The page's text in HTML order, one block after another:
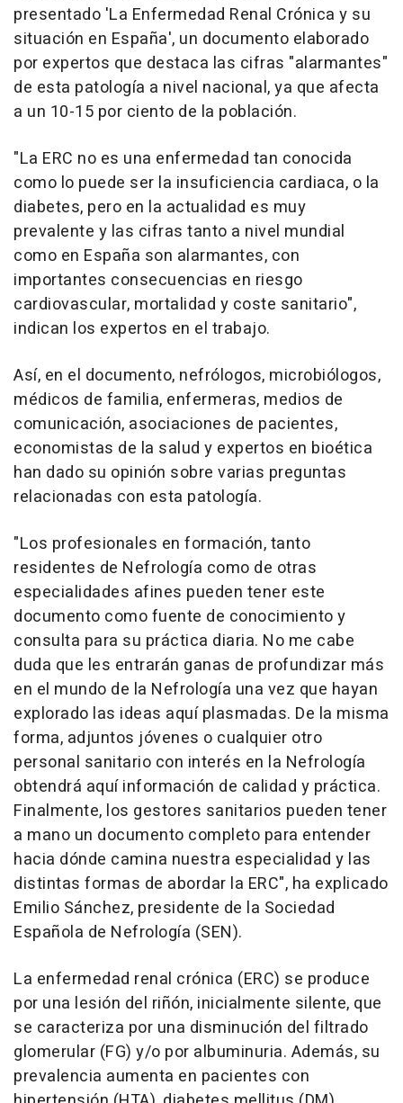
presentado 'La Enfermedad Renal Crónica y su
situación en España', un documento elaborado
por expertos que destaca las cifras "alarmantes"
de esta patología a nivel nacional, ya que afecta
a un 10-15 por ciento de la población.
"La ERC no es una enfermedad tan conocida
como lo puede ser la insuficiencia cardiaca, o la
diabetes, pero en la actualidad es muy
prevalente y las cifras tanto a nivel mundial
como en España son alarmantes, con
importantes consecuencias en riesgo
cardiovascular, mortalidad y coste sanitario",
indican los expertos en el trabajo.
Así, en el documento, nefrólogos, microbiólogos,
médicos de familia, enfermeras, medios de
comunicación, asociaciones de pacientes,
economistas de la salud y expertos en bioética
han dado su opinión sobre varias preguntas
relacionadas con esta patología.
"Los profesionales en formación, tanto
residentes de Nefrología como de otras
especialidades afines pueden tener este
documento como fuente de conocimiento y
consulta para su práctica diaria. No me cabe
duda que les entrarán ganas de profundizar más
en el mundo de la Nefrología una vez que hayan
explorado las ideas aquí plasmadas. De la misma
forma, adjuntos jóvenes o cualquier otro
personal sanitario con interés en la Nefrología
obtendrá aquí información de calidad y práctica.
Finalmente, los gestores sanitarios pueden tener
a mano un documento completo para entender
hacia dónde camina nuestra especialidad y las
distintas formas de abordar la ERC", ha explicado
Emilio Sánchez, presidente de la Sociedad
Española de Nefrología (SEN).
La enfermedad renal crónica (ERC) se produce
por una lesión del riñón, inicialmente silente, que
se caracteriza por una disminución del filtrado
glomerular (FG) y/o por albuminuria. Además, su
prevalencia aumenta en pacientes con